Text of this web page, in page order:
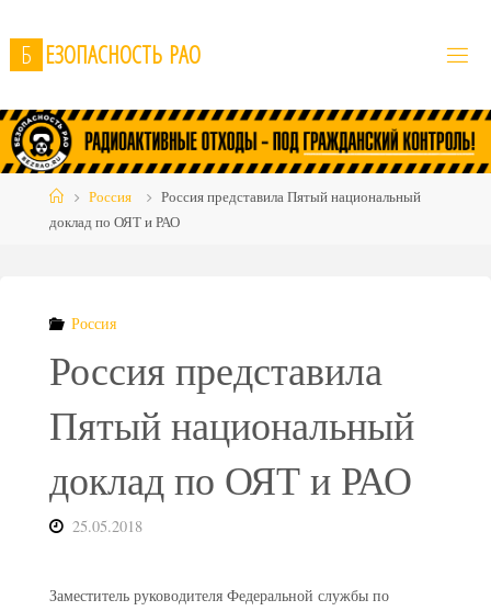
to
content
Б ЕЗОПАСНОСТЬ РАО
HomeРоссия
Россия представила Пятый национальный
доклад по ОЯТ и РАО
Россия
Россия представила
Пятый национальный
доклад по ОЯТ и РАО
25.05.2018
Заместитель руководителя Федеральной службы по